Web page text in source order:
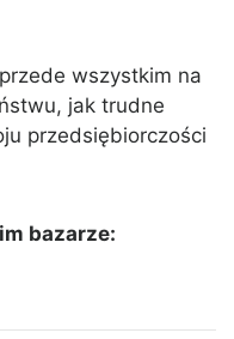
wszystkim na
jak trudne
przedsiębiorczości
bazarze: